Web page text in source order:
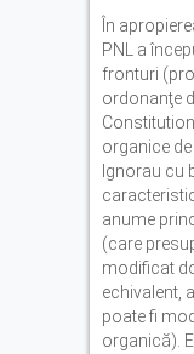
În
PNL a
fronturi
ordonanţe
organice
Ignorau cu
anume
(care
modificat
echivalent,
poate fi
organică).